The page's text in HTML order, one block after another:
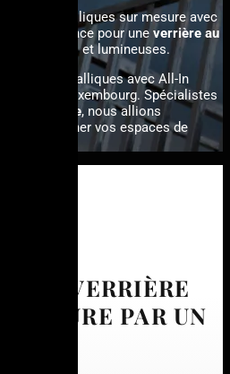
métalliques sur mesure avec
référence pour une verrière au
uniques et lumineuses.
métalliques avec All-In
au Luxembourg. Spécialistes
sur mesure, nous allions
pour illuminer vos espaces de
VERRIÈRE
MESURE PAR UN